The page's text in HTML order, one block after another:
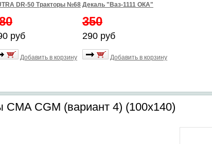
DR-50 Тракторы №68
руб
Добавить в корзину
Декаль "Ваз-1111 ОКА"
350
290 руб
Добавить в корзину
СGM (вариант 4) (100х140)